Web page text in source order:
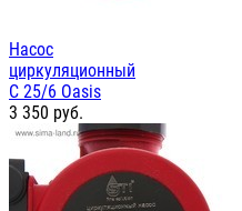
Насос
циркуляционный
С 25/6 Oasis
3 350 руб.